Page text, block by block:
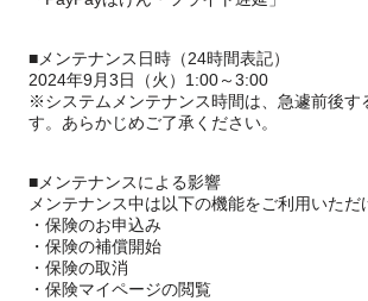
■メンテナンス日時（24時間表記）
2024年9月3日（火）1:00～3:00
※システムメンテナンス時間は、急遽前後す
す。あらかじめご了承ください。
■メンテナンスによる影響
メンテナンス中は以下の機能をご利用いただ
・保険のお申込み
・保険の補償開始
・保険の取消
・保険マイページの閲覧